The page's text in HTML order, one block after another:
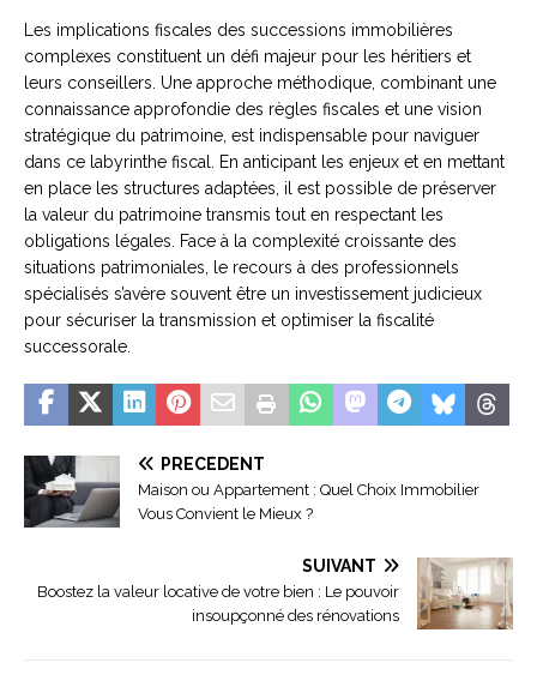
Les implications fiscales des successions immobilières
complexes constituent un défi majeur pour les héritiers et
leurs conseillers. Une approche méthodique, combinant une
connaissance approfondie des règles fiscales et une vision
stratégique du patrimoine, est indispensable pour naviguer
dans ce labyrinthe fiscal. En anticipant les enjeux et en mettant
en place les structures adaptées, il est possible de préserver
la valeur du patrimoine transmis tout en respectant les
obligations légales. Face à la complexité croissante des
situations patrimoniales, le recours à des professionnels
spécialisés s’avère souvent être un investissement judicieux
pour sécuriser la transmission et optimiser la fiscalité
successorale.
PRÉCÉDENT
Maison ou Appartement : Quel Choix Immobilier
Vous Convient le Mieux ?
SUIVANT
Boostez la valeur locative de votre bien : Le pouvoir
insoupçonné des rénovations